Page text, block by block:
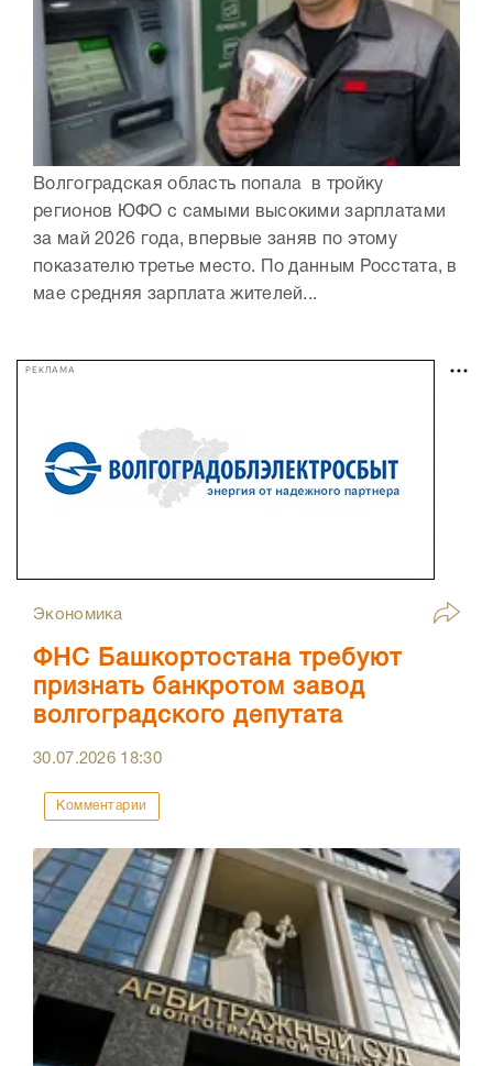
Волгоградская область попала в тройку
регионов ЮФО с самыми высокими зарплатами
за май 2026 года, впервые заняв по этому
показателю третье место. По данным Росстата, в
мае средняя зарплата жителей...
РЕКЛАМА
Экономика
ФНС Башкортостана требуют
признать банкротом завод
волгоградского депутата
30.07.2026 18:30
Комментарии